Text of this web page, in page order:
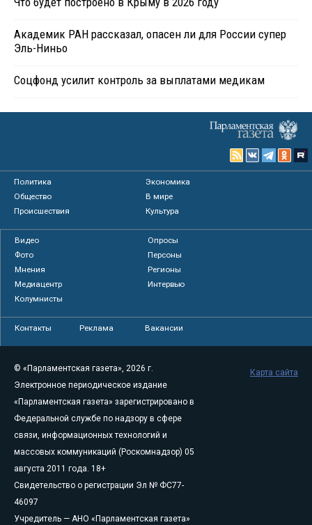
Академик РАН рассказал, опасен ли для России супер
Эль-Ниньо
Соцфонд усилит контроль за выплатами медикам
Политика
Экономика
Общество
В мире
Происшествия
Культура
Видео
Опросы
Фото
Персоны
Мнения
Регионы
Медиацентр
Интервью
Колумнисты
Контакты Реклама Вакансии
© «Парламентская газета», 2026 г.
Электронное периодическое издание
«Парламентская газета» зарегистрировано в
Федеральной службе по надзору в сфере
связи, информационных технологий и
массовых коммуникаций (Роскомнадзор) 05
августа 2011 года. 18+
Свидетельство о регистрации Эл № ФС77-
46097
Учредитель — АНО «Парламентская газета»
Карта сайта